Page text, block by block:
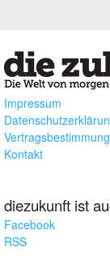
Impressum
Kontakt
diezukunft ist
Facebook
RSS